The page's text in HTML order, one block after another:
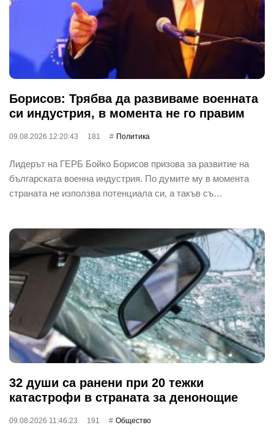
Борисов: Трябва да развиваме военната
си индустрия, в момента не го правим
09.08.2026 12:20:43 181 Политика
Лидерът на ГЕРБ Бойко Борисов призова за развитие на
българската военна индустрия. По думите му в момента
страната не използва потенциала си, а такъв съ…
32 души са ранени при 20 тежки
катастрофи в страната за денонощие
09.08.2026 11:46:23 191 Общество